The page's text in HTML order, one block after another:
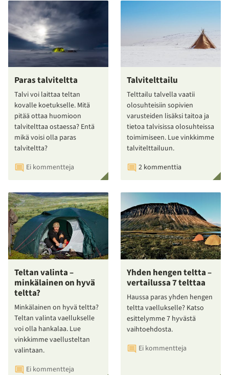
Paras talviteltta
Talvi voi laittaa teltan
kovalle koetukselle. Mitä
pitää ottaa huomioon
talvitelttaa ostaessa? Entä
mikä voisi olla paras
talviteltta?
Ei kommentteja
Talvitelttailu
Telttailu talvella vaatii
olosuhteisiin sopivien
varusteiden lisäksi taitoa ja
tietoa talvisissa olosuhteissa
toimimiseen. Lue vinkkimme
talvitelttailuun.
2 kommenttia
Teltan valinta –
minkälainen on hyvä
teltta?
Minkälainen on hyvä teltta?
Teltan valinta vaellukselle
voi olla hankalaa. Lue
vinkkimme vaellusteltan
valintaan.
Ei kommentteja
Yhden hengen teltta –
vertailussa 7 telttaa
Haussa paras yhden hengen
teltta vaellukselle? Katso
esittelymme 7 hyvästä
vaihtoehdosta.
Ei kommentteja